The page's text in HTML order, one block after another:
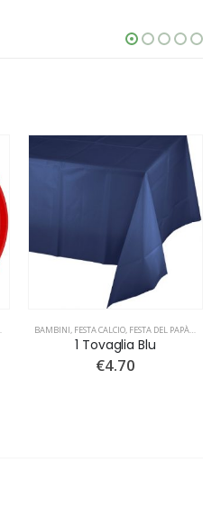
BAMBINI, FESTA CALCIO, FESTA DEL PAPÀ,FESTA
1 Tovaglia Blu
€4.70